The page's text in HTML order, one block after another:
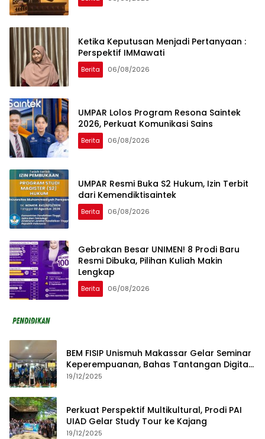
Ketika Keputusan Menjadi Pertanyaan :
Perspektif IMMawati
Berita 06/08/2026
UMPAR Lolos Program Resona Saintek
2026, Perkuat Komunikasi Sains
Berita 06/08/2026
UMPAR Resmi Buka S2 Hukum, Izin Terbit
dari Kemendiktisaintek
Berita 06/08/2026
Gebrakan Besar UNIMEN! 8 Prodi Baru
Resmi Dibuka, Pilihan Kuliah Makin
Lengkap
Berita 06/08/2026
BEM FISIP Unismuh Makassar Gelar Seminar
Keperempuanan, Bahas Tantangan Digital
dan Budaya Lokal
19/12/2025
Perkuat Perspektif Multikultural, Prodi PAI
UIAD Gelar Study Tour ke Kajang
19/12/2025